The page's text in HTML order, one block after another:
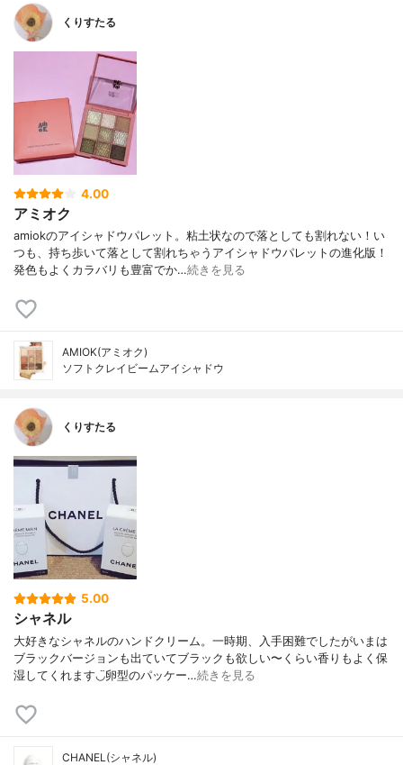
くりすたる
4.00
アミオク
amiokのアイシャドウパレット。粘土状なので落としても割れない！い
つも、持ち歩いて落として割れちゃうアイシャドウパレットの進化版！
発色もよくカラバリも豊富でか…続きを見る
AMIOK(アミオク)
ソフトクレイビームアイシャドウ
くりすたる
5.00
シャネル
大好きなシャネルのハンドクリーム。一時期、入手困難でしたがいまは
ブラックバージョンも出ていてブラックも欲しい〜くらい香りもよく保
湿してくれます◡̈卵型のパッケー…続きを見る
CHANEL(シャネル)